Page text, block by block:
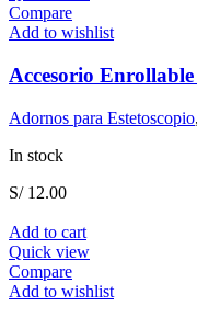
Compare
Add to wishlist
Accesorio
Adornos para Estetoscopio,
In stock
S/12.00
Add to cart
Quick view
Compare
Add to wishlist